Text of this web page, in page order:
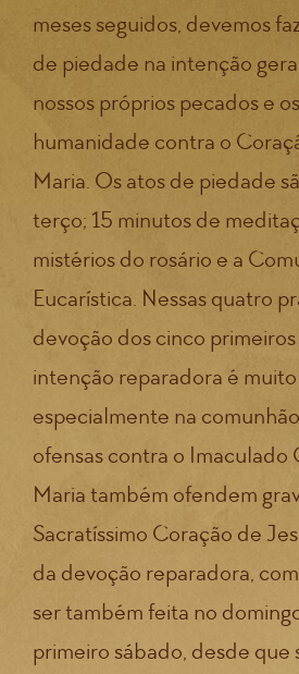
meses seguidos, devemos
de piedade na intenção
nossos próprios pecados e
humanidade contra o
Maria. Os atos de piedade
terço; 15 minutos de
mistérios do rosário e a
Eucarística. Nessas quatro
devoção dos cinco primeiros
intenção reparadora é
especialmente na
ofensas contra o Imaculado
Maria também ofendem
Sacratíssimo Coração de
da devoção reparadora,
ser também feita no
primeiro sábado, desde que